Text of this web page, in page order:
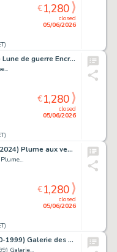
closed
05/06/2026
€1,280
HERMANN (né en 1938) Lune de guerre Encres de couleur...
closed
05/06/2026
€1,280
André JUILLARD (1948-2024) Plume aux vents - L'oiseau-tonnerre Technique...
closed
05/06/2026
€1,280
Raymond REDING (1920-1999) Galerie des portraits Tintin,...
Galerie...